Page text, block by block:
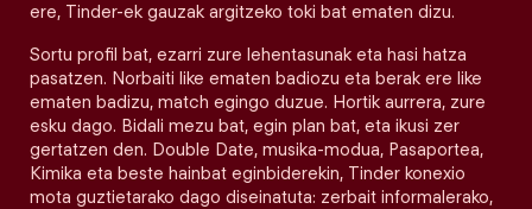
ere, Tinder-ek gauzak argitzeko toki bat ematen dizu.
Sortu profil bat, ezarri zure lehentasunak eta hasi hatza
pasatzen. Norbaiti like ematen badiozu eta berak ere like
ematen badizu, match egingo duzue. Hortik aurrera, zure
esku dago. Bidali mezu bat, egin plan bat, eta ikusi zer
gertatzen den. Double Date, musika-modua, Pasaportea,
Kimika eta beste hainbat eginbiderekin, Tinder konexio
mota guztietarako dago diseinatuta: zerbait informalerako,